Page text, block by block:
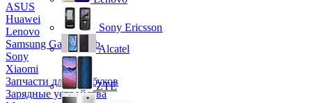
ASUS
Huawei
Lenovo
Samsung Galaxy Tab
Sony
Xiaomi
Запчасти для ноутбуков
Зарядные устройства
Sony Ericsson
Alcatel
ZTE